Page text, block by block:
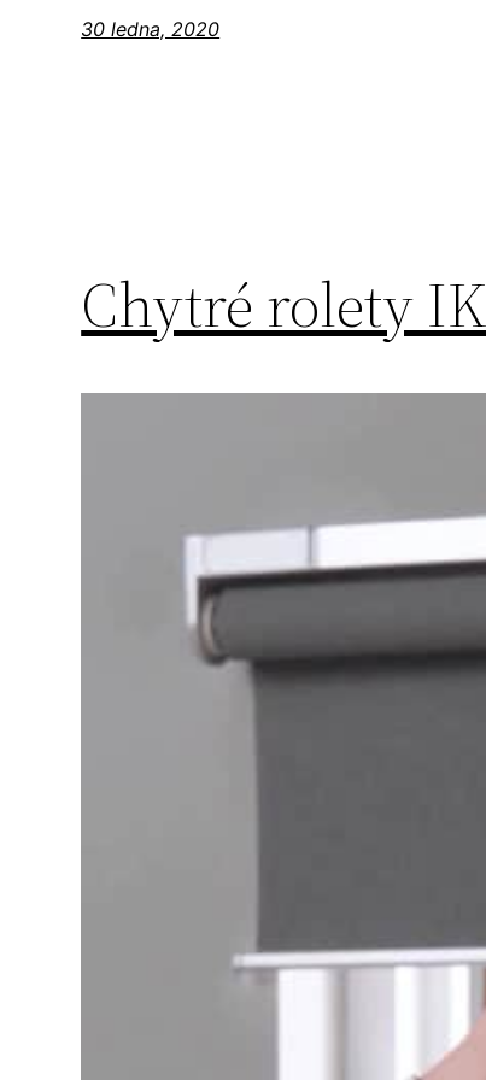
30 ledna, 2020
Chytré rolety